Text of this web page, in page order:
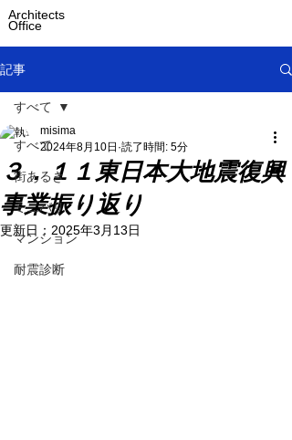
Architects
Office
記事
すべて
街あるき
ミニバリ
マンション
耐震診断
すべて
３．１１東日本大地震復興
事業振り返り
misima
2024年8月10日 読了時間: 5分
更新日： 2025年3月13日